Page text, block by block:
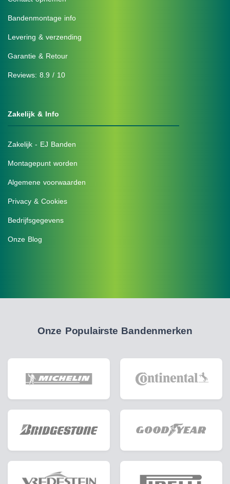
Bandenmontage info
Levering & verzending
Garantie & Retour
Reviews: 8.9 / 10
Zakelijk & Info
Zakelijk - EJ Banden
Montagepunt worden
Algemene voorwaarden
Privacy & Cookies
Bedrijfsgegevens
Onze Blog
Onze Populairste Bandenmerken